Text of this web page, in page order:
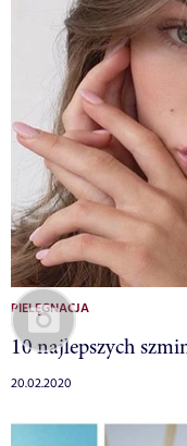
PIELĘGNACJA
10 najlepszych
20.02.2020